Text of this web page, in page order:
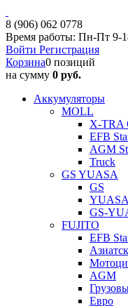
8 (906) 062 0778
Время работы: Пн-Пт
Войти Регистрация
Корзина0 позиций
на сумму 0 руб.
Аккумуляторы
MOLL
X-TRA
EFB
AGM
Truck
GS YUASA
GS
YUASA
GS-
FUJITO
EFB
AGM
Евро